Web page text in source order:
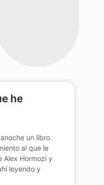
he
un libro
al que le
Alex Hormozi y
leyendo y